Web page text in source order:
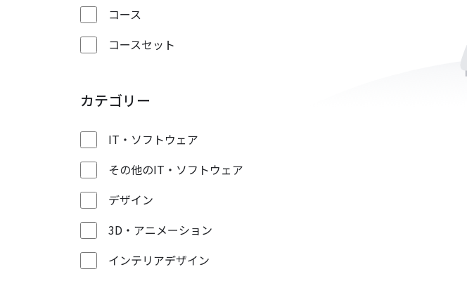
コース
コースセット
カテゴリー
IT・ソフトウェア
その他のIT・ソフトウェア
デザイン
3D・アニメーション
インテリアデザイン